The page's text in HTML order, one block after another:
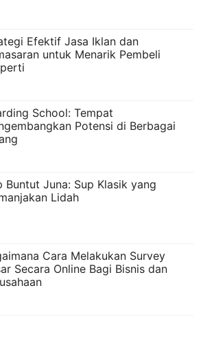
Efektif Jasa Iklan dan
untuk Menarik Pembeli
School: Tempat
Potensi di Berbagai
Buntut Juna: Sup Klasik yang
Lidah
Cara Melakukan Survey
Secara Online Bagi Bisnis dan